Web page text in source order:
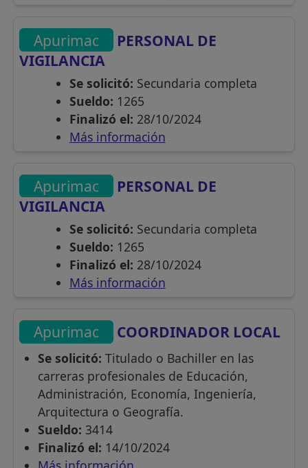
Apurimac
PERSONAL DE
VIGILANCIA
Se solicitó: Secundaria completa
Sueldo: 1265
Finalizó el: 28/10/2024
Más información
Apurimac
PERSONAL DE
VIGILANCIA
Se solicitó: Secundaria completa
Sueldo: 1265
Finalizó el: 28/10/2024
Más información
Apurimac COORDINADOR LOCAL
Se solicitó: Titulado o Bachiller en las
carreras profesionales de Educación,
Administración, Economía, Ingeniería,
Arquitectura o Geografía.
Sueldo: 3414
Finalizó el: 14/10/2024